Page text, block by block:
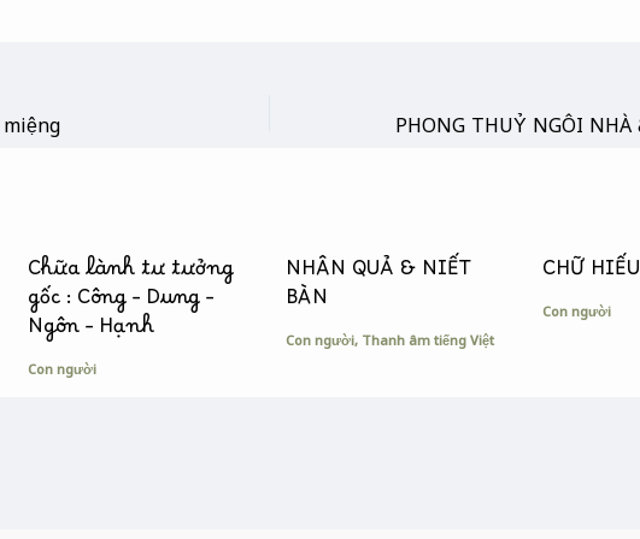
Chữa lành tư tưởng
gốc : Công – Dung –
Ngôn – Hạnh
Con người
NHÂN QUẢ & NIẾT
BÀN
Con người, Thanh âm tiếng Việt
CHỮ HIẾU
Con người